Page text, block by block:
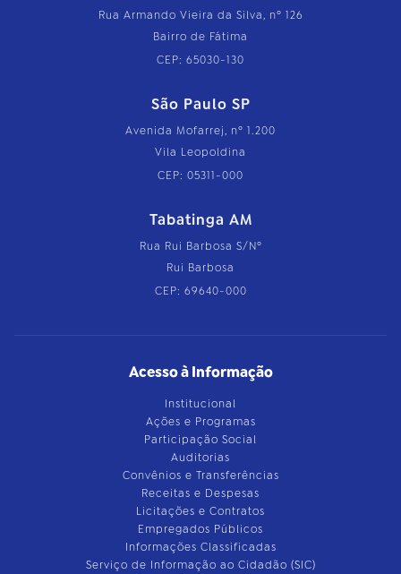
Rua Armando Vieira da Silva, nº 126
Bairro de Fátima
CEP: 65030-130
São Paulo SP
Avenida Mofarrej, nº 1.200
Vila Leopoldina
CEP: 05311-000
Tabatinga AM
Rua Rui Barbosa S/Nº
Rui Barbosa
CEP: 69640-000
Acesso à Informação
Institucional
Ações e Programas
Participação Social
Auditorias
Convênios e Transferências
Receitas e Despesas
Licitações e Contratos
Empregados Públicos
Informações Classificadas
Serviço de Informação ao Cidadão (SIC)